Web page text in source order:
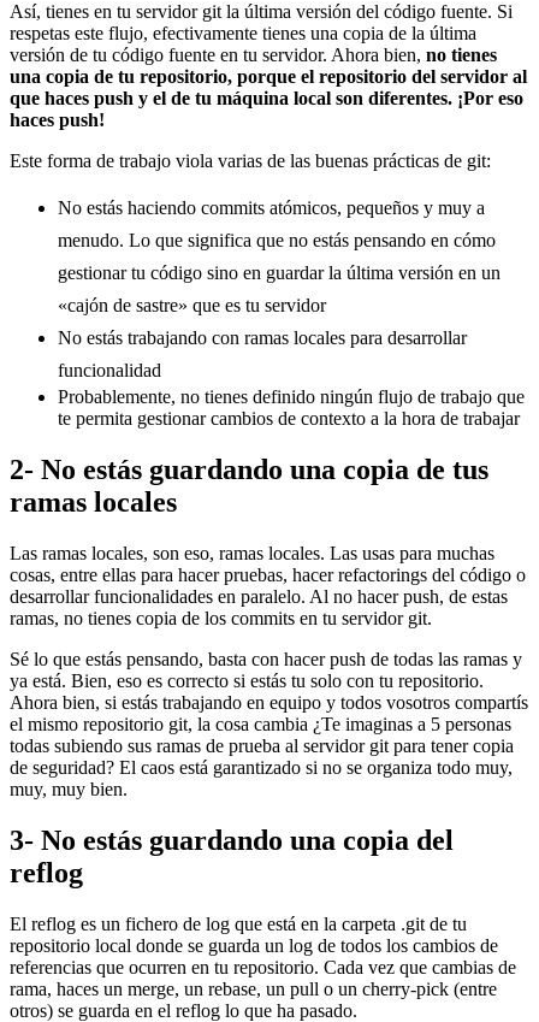
Así, tienes en tu servidor git la última versión del código fuente. Si
respetas este flujo, efectivamente tienes una copia de la última
versión de tu código fuente en tu servidor. Ahora bien, no tienes
una copia de tu repositorio, porque el repositorio del servidor al
que haces push y el de tu máquina local son diferentes. ¡Por eso
haces push!
Este forma de trabajo viola varias de las buenas prácticas de git:
No estás haciendo commits atómicos, pequeños y muy a
menudo. Lo que significa que no estás pensando en cómo
gestionar tu código sino en guardar la última versión en un
«cajón de sastre» que es tu servidor
No estás trabajando con ramas locales para desarrollar
funcionalidad
Probablemente, no tienes definido ningún flujo de trabajo que
te permita gestionar cambios de contexto a la hora de trabajar
2- No estás guardando una copia de tus
ramas locales
Las ramas locales, son eso, ramas locales. Las usas para muchas
cosas, entre ellas para hacer pruebas, hacer refactorings del código o
desarrollar funcionalidades en paralelo. Al no hacer push, de estas
ramas, no tienes copia de los commits en tu servidor git.
Sé lo que estás pensando, basta con hacer push de todas las ramas y
ya está. Bien, eso es correcto si estás tu solo con tu repositorio.
Ahora bien, si estás trabajando en equipo y todos vosotros compartís
el mismo repositorio git, la cosa cambia ¿Te imaginas a 5 personas
todas subiendo sus ramas de prueba al servidor git para tener copia
de seguridad? El caos está garantizado si no se organiza todo muy,
muy, muy bien.
3- No estás guardando una copia del
reflog
El reflog es un fichero de log que está en la carpeta .git de tu
repositorio local donde se guarda un log de todos los cambios de
referencias que ocurren en tu repositorio. Cada vez que cambias de
rama, haces un merge, un rebase, un pull o un cherry-pick (entre
otros) se guarda en el reflog lo que ha pasado.